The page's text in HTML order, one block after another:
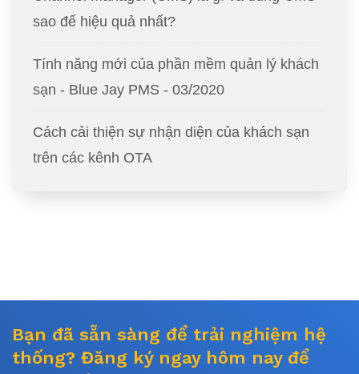
sao để hiệu quả nhất?
Tính năng mới của phần mềm quản lý khách
sạn - Blue Jay PMS - 03/2020
Cách cải thiện sự nhận diện của khách sạn
trên các kênh OTA
Bạn đã sẵn sàng để trải nghiệm hệ
thống? Đăng ký ngay hôm nay để